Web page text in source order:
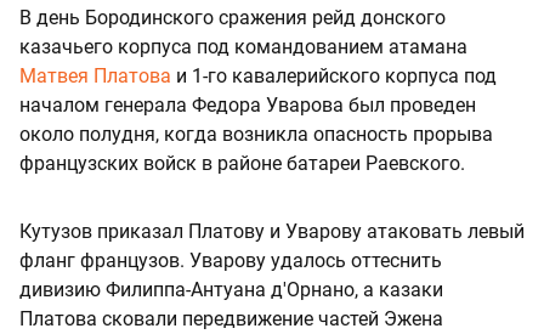
В день Бородинского сражения рейд донского
казачьего корпуса под командованием атамана
Матвея Платова и 1-го кавалерийского корпуса под
началом генерала Федора Уварова был проведен
около полудня, когда возникла опасность прорыва
французских войск в районе батареи Раевского.
Кутузов приказал Платову и Уварову атаковать левый
фланг французов. Уварову удалось оттеснить
дивизию Филиппа-Антуана д'Орнано, а казаки
Платова сковали передвижение частей Эжена